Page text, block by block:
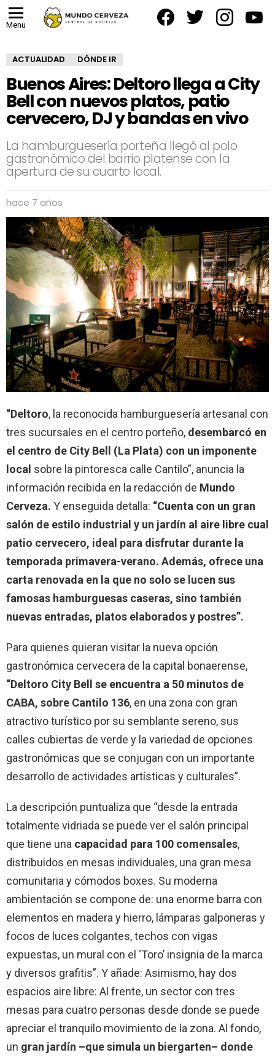
Menu
ACTUALIDAD DÓNDE IR
Buenos Aires: Deltoro llega a City
Bell con nuevos platos, patio
cervecero, DJ y bandas en vivo
La hamburguesería porteña llegó al polo
gastronómico del barrio platense con la
apertura de su cuarto local.
hace 7 años
“Deltoro, la reconocida hamburguesería artesanal con
tres sucursales en el centro porteño, desembarcó en
el centro de City Bell (La Plata) con un imponente
local sobre la pintoresca calle Cantilo”, anuncia la
información recibida en la redacción de Mundo
Cerveza. Y enseguida detalla: “Cuenta con un gran
salón de estilo industrial y un jardín al aire libre cual
patio cervecero, ideal para disfrutar durante la
temporada primavera-verano. Además, ofrece una
carta renovada en la que no solo se lucen sus
famosas hamburguesas caseras, sino también
nuevas entradas, platos elaborados y postres”.
Para quienes quieran visitar la nueva opción
gastronómica cervecera de la capital bonaerense,
“Deltoro City Bell se encuentra a 50 minutos de
CABA, sobre Cantilo 136, en una zona con gran
atractivo turístico por su semblante sereno, sus
calles cubiertas de verde y la variedad de opciones
gastronómicas que se conjugan con un importante
desarrollo de actividades artísticas y culturales”.
La descripción puntualiza que “desde la entrada
totalmente vidriada se puede ver el salón principal
que tiene una capacidad para 100 comensales,
distribuidos en mesas individuales, una gran mesa
comunitaria y cómodos boxes. Su moderna
ambientación se compone de: una enorme barra con
elementos en madera y hierro, lámparas galponeras y
focos de luces colgantes, techos con vigas
expuestas, un mural con el ‘Toro’ insignia de la marca
y diversos grafitis”. Y añade: Asimismo, hay dos
espacios aire libre: Al frente, un sector con tres
mesas para cuatro personas desde donde se puede
apreciar el tranquilo movimiento de la zona. Al fondo,
un gran jardín –que simula un biergarten– donde